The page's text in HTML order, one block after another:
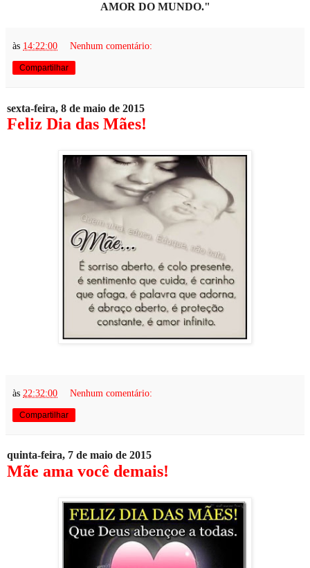
AMOR DO MUNDO."
às 14:22:00 Nenhum comentário:
Compartilhar
sexta-feira, 8 de maio de 2015
Feliz Dia das Mães!
às 22:32:00 Nenhum comentário:
Compartilhar
quinta-feira, 7 de maio de 2015
Mãe ama você demais!